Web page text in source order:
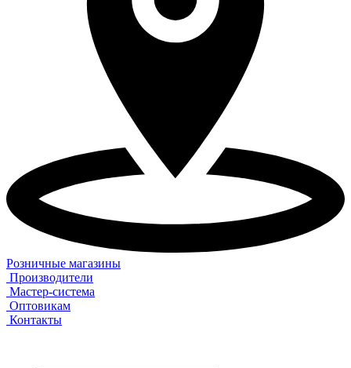
Розничные магазины
Производители
Мастер-система
Оптовикам
Контакты